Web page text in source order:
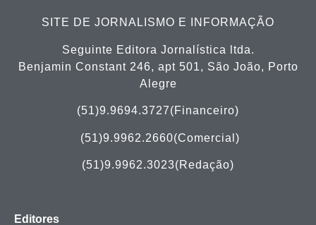
SITE DE JORNALISMO E INFORMAÇÃO
Seguinte Editora Jornalística ltda.
Benjamin Constant 246, apt 501, São João, Porto
Alegre
(51)9.9694.3727(Financeiro)
(51)9.9962.2660(Comercial)
(51)9.9962.3023(Redação)
Editores